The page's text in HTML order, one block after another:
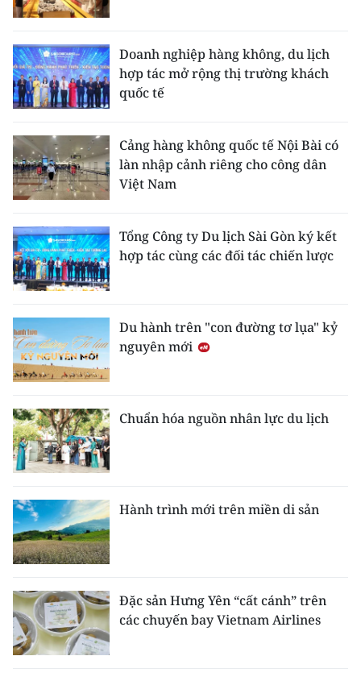
Doanh nghiệp hàng không, du lịch
hợp tác mở rộng thị trường khách
quốc tế
Cảng hàng không quốc tế Nội Bài có
làn nhập cảnh riêng cho công dân
Việt Nam
Tổng Công ty Du lịch Sài Gòn ký kết
hợp tác cùng các đối tác chiến lược
Du hành trên "con đường tơ lụa" kỷ
nguyên mới
Chuẩn hóa nguồn nhân lực du lịch
Hành trình mới trên miền di sản
Đặc sản Hưng Yên “cất cánh” trên
các chuyến bay Vietnam Airlines